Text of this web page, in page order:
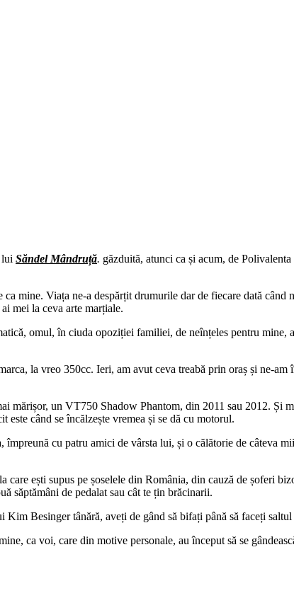
Săndel Mândruță. găzduită, atunci ca și acum, de
mine. Viața ne-a despărțit drumurile dar de fiecare dată
mei la ceva arte marțiale.
omul, în ciuda opoziției familiei, de neînțeles pentru mine,
la vreo 350cc. Ieri, am avut ceva treabă prin oraș și ne-
mărișor, un VT750 Shadow Phantom, din 2011 sau 2012. Și
când se încălzește vremea și se dă cu motorul.
cu patru amici de vârsta lui, și o călătorie de câteva
ești supus pe șoselele din România, din cauză de șoferi
săptămâni de pedalat sau cât te țin brăcinarii.
Besinger tânără, aveți de gând să bifați până să faceți saltul
ca voi, care din motive personale, au început să se